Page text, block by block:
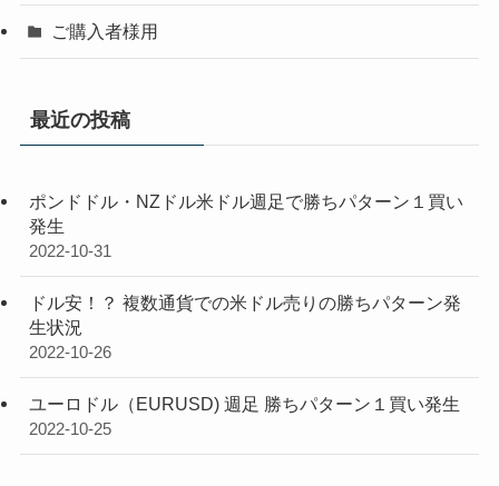
ご購入者様用
最近の投稿
ポンドドル・NZドル米ドル週足で勝ちパターン１買い
発生
2022-10-31
ドル安！？ 複数通貨での米ドル売りの勝ちパターン発
生状況
2022-10-26
ユーロドル（EURUSD) 週足 勝ちパターン１買い発生
2022-10-25